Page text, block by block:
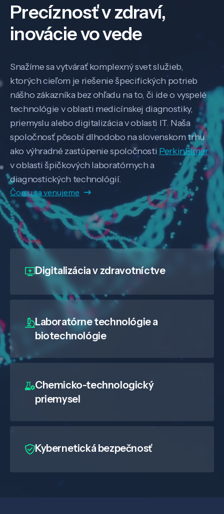
Precíznosť v zdraví,
inovácie vo vede
Snažíme sa vytvárať komplexný svet služieb,
ktorých cieľom je riešenie špecifických potrieb
nášho zákazníka bez ohľadu na to, či ide o vyspelé
technológie v oblasti medicínskej diagnostiky,
priemyslu alebo digitalizácia v oblasti IT. Naša
spoločnosť pôsobí dlhodobo na slovenskom trhu
ako výhradné zastúpenie spoločnosti PerkinElmer
v oblasti špičkových laboratórnych a
diagnostických technológií.
Čomu sa venujeme
Digitalizáciav zdravotníctve
Laboratórne technológie a
biotechnológie
Chemicko-technologický
priemysel
Kybernetická bezpečnosť